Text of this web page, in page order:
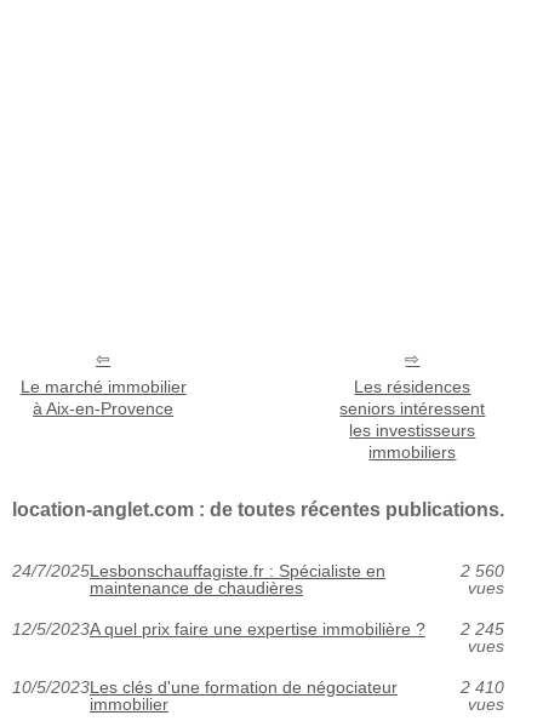
Le marché immobilier
à Aix-en-Provence
Les résidences
seniors intéressent
les investisseurs
immobiliers
location-anglet.com : de toutes récentes publications.
24/7/2025Lesbonschauffagiste.fr : Spécialiste en
maintenance de chaudières
2 560
vues
12/5/2023A quel prix faire une expertise immobilière ?
2 245
vues
10/5/2023Les clés d'une formation de négociateur
immobilier
2 410
vues